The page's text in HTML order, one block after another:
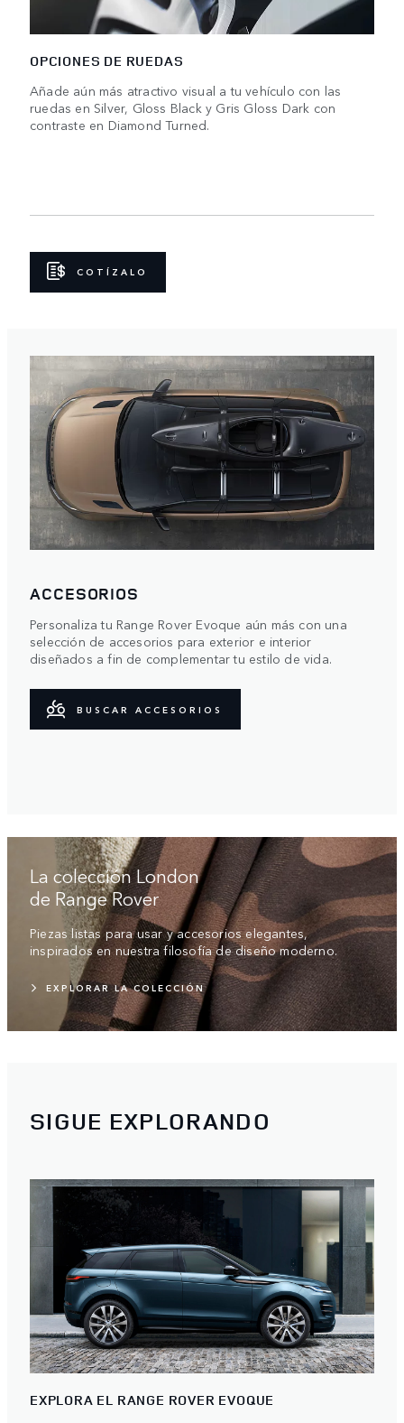
OPCIONES DE RUEDAS
Añade aún más atractivo visual a tu vehículo con las
ruedas en Silver, Gloss Black y Gris Gloss Dark con
contraste en Diamond Turned.
COTÍZALO
ACCESORIOS
Personaliza tu Range Rover Evoque aún más con una
selección de accesorios para exterior e interior
diseñados a fin de complementar tu estilo de vida.
BUSCAR ACCESORIOS
La colección London
de Range Rover
Piezas listas para usar y accesorios elegantes,
inspirados en nuestra filosofía de diseño moderno.
EXPLORAR LA COLECCIÓN
SIGUE EXPLORANDO
EXPLORA EL RANGE ROVER EVOQUE